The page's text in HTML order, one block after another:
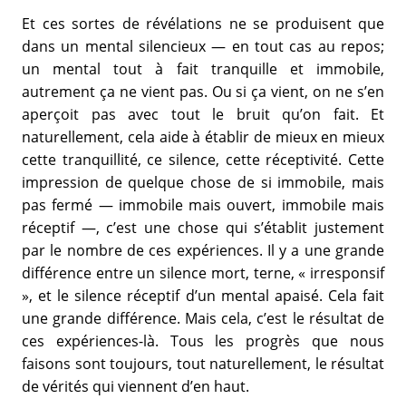
Et ces sortes de révélations ne se produisent que
dans un mental silencieux — en tout cas au repos;
un mental tout à fait tranquille et immobile,
autrement ça ne vient pas. Ou si ça vient, on ne s’en
aperçoit pas avec tout le bruit qu’on fait. Et
naturellement, cela aide à établir de mieux en mieux
cette tranquillité, ce silence, cette réceptivité. Cette
impression de quelque chose de si immobile, mais
pas fermé — immobile mais ouvert, immobile mais
réceptif —, c’est une chose qui s’établit justement
par le nombre de ces expériences. Il y a une grande
différence entre un silence mort, terne, « irresponsif
», et le silence réceptif d’un mental apaisé. Cela fait
une grande différence. Mais cela, c’est le résultat de
ces expériences-là. Tous les progrès que nous
faisons sont toujours, tout naturellement, le résultat
de vérités qui viennent d’en haut.